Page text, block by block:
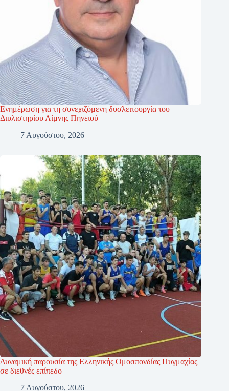
Ενημέρωση για τη συνεχιζόμενη δυσλειτουργία του
Διυλιστηρίου Λίμνης Πηνειού
7 Αυγούστου, 2026
Δυναμική παρουσία της Ελληνικής Ομοσπονδίας Πυγμαχίας
σε διεθνές επίπεδο
7 Αυγούστου, 2026